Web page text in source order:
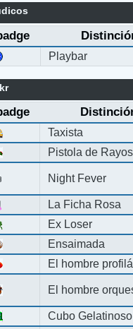
Playbar
Taxista
Pistola de Rayos
Night Fever
La Ficha Rosa
Ex Loser
Ensaimada
El hombre
El hombre
Cubo Gelatinoso